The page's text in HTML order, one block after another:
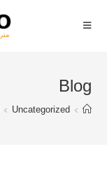
Blog
>
Uncategorized
>